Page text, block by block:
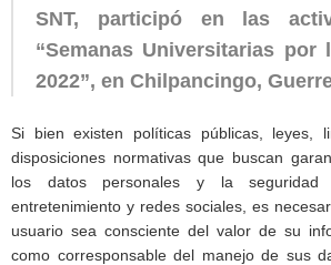
SNT, participó en las
“Semanas Universitarias por
2022”, en Chilpancingo,
Si bien existen políticas públicas, leyes,
disposiciones normativas que buscan
los datos personales y la seguridad
entretenimiento y redes sociales, es
usuario sea consciente del valor de su
como corresponsable del manejo de sus